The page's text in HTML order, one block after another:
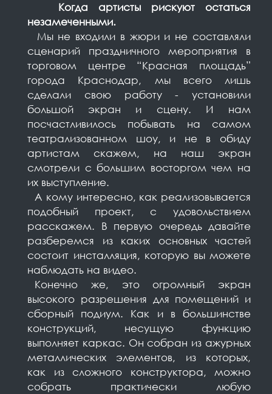
Когда артисты рискуют остаться
незамеченными.⠀
Мы не входили в жюри и не составляли
сценарий праздничного мероприятия в
торговом центре “Красная площадь”
города Краснодар, мы всего лишь
сделали свою работу - установили
большой экран и сцену. И нам
посчастливилось побывать на самом
театрализованном шоу, и не в обиду
артистам скажем, на наш экран
смотрели с большим восторгом чем на
их выступление.⠀
⠀А кому интересно, как реализовывается
подобный проект, с удовольствием
расскажем. В первую очередь давайте
разберемся из каких основных частей
состоит инсталляция, которую вы можете
наблюдать на видео. ⠀
⠀Конечно же, это огромный экран
высокого разрешения для помещений и
сборный подиум. Как и в большинстве
конструкций, несущую функцию
выполняет каркас. Он собран из ажурных
металлических элементов, из которых,
как из сложного конструктора, можно
собрать практически любую